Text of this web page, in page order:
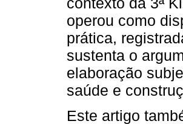
operou como
prática,
sustenta o
elaboração
saúde e
Este artigo